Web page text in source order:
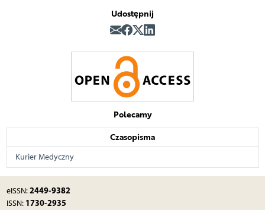
Udostępnij
Polecamy
Czasopisma
Kurier Medyczny
eISSN:2449-9382
ISSN: 1730-2935